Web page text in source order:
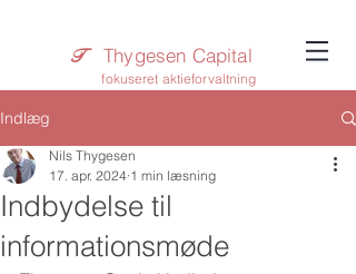
T​ Thygesen Capital
fokuseret aktieforvaltning
Indlæg
Indbydelse til
informationsmøde
Nils Thygesen
17. apr. 2024 1 min læsning